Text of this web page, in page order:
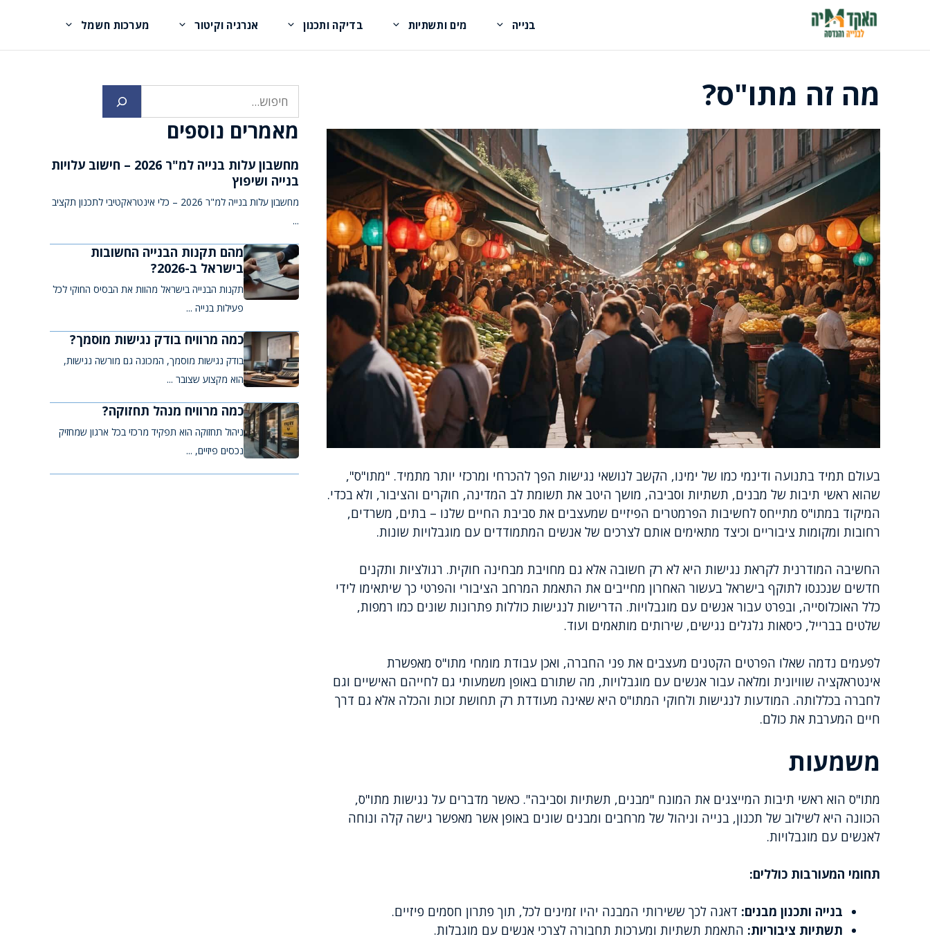
בנייה מים ותשתיות בדיקה ותכנון אנרגיה וקיטור מערכות חשמל
מה זה מתו"ס?
בעולם תמיד בתנועה ודינמי כמו של ימינו, הקשב לנושאי נגישות הפך להכרחי ומרכזי יותר מתמיד. "מתו"ס",
שהוא ראשי תיבות של מבנים, תשתיות וסביבה, מושך היטב את תשומת לב המדינה, חוקרים והציבור, ולא בכדי.
המיקוד במתו"ס מתייחס לחשיבות הפרמטרים הפיזיים שמעצבים את סביבת החיים שלנו – בתים, משרדים,
רחובות ומקומות ציבוריים וכיצד מתאימים אותם לצרכים של אנשים המתמודדים עם מוגבלויות שונות.
החשיבה המודרנית לקראת נגישות היא לא רק חשובה אלא גם מחויבת מבחינה חוקית. רגולציות ותקנים
חדשים שנכנסו לתוקף בישראל בעשור האחרון מחייבים את התאמת המרחב הציבורי והפרטי כך שיתאימו לידי
כלל האוכלוסייה, ובפרט עבור אנשים עם מוגבלויות. הדרישות לנגישות כוללות פתרונות שונים כמו רמפות,
שלטים בברייל, כיסאות גלגלים נגישים, שירותים מותאמים ועוד.
לפעמים נדמה שאלו הפרטים הקטנים מעצבים את פני החברה, ואכן עבודת מומחי מתו"ס מאפשרת
אינטראקציה שוויונית ומלאה עבור אנשים עם מוגבלויות, מה שתורם באופן משמעותי גם לחייהם האישיים וגם
לחברה בכללותה. המודעות לנגישות ולחוקי המתו"ס היא שאינה מעודדת רק תחושת זכות והכלה אלא גם דרך
חיים המערבת את כולם.
משמעות
מתו"ס הוא ראשי תיבות המייצגים את המונח "מבנים, תשתיות וסביבה". כאשר מדברים על נגישות מתו"ס,
הכוונה היא לשילוב של תכנון, בנייה וניהול של מרחבים ומבנים שונים באופן אשר מאפשר גישה קלה ונוחה
לאנשים עם מוגבלויות.
תחומי המעורבות כוללים:
בנייה ותכנון מבנים: דאגה לכך ששירותי המבנה יהיו זמינים לכל, תוך פתרון חסמים פיזיים.
תשתיות ציבוריות: התאמת תשתיות ומערכות תחבורה לצרכי אנשים עם מוגבלות.
מאמרים נוספים
מחשבון עלות בנייה למ"ר 2026 – חישוב עלויות
בנייה ושיפוץ
מחשבון עלות בנייה למ"ר 2026 – כלי אינטראקטיבי לתכנון תקציב
...
מהם תקנות הבנייה החשובות
בישראל ב-2026?
תקנות הבנייה בישראל מהוות את הבסיס החוקי לכל
פעילות בנייה ...
כמה מרוויח בודק נגישות מוסמך?
בודק נגישות מוסמך, המכונה גם מורשה נגישות,
הוא מקצוע שצובר ...
כמה מרוויח מנהל תחזוקה?
ניהול תחזוקה הוא תפקיד מרכזי בכל ארגון שמחזיק
נכסים פיזיים, ...